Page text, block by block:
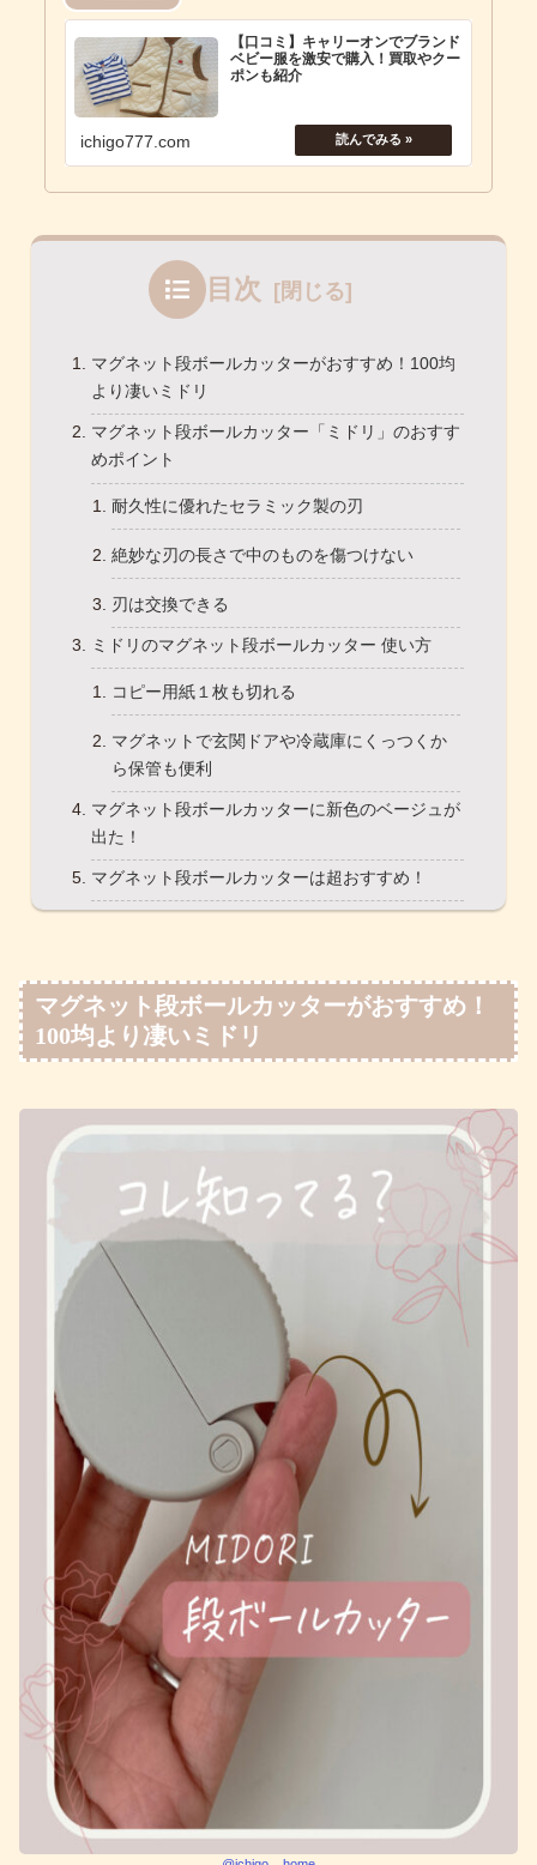
【口コミ】キャリーオンでブランド
ベビー服を激安で購入！買取やクー
ポンも紹介
ichigo777.com
目次
マグネット段ボールカッターがおすすめ！100均
より凄いミドリ
マグネット段ボールカッター「ミドリ」のおすす
めポイント
耐久性に優れたセラミック製の刃
絶妙な刃の長さで中のものを傷つけない
刃は交換できる
ミドリのマグネット段ボールカッター 使い方
コピー用紙１枚も切れる
マグネットで玄関ドアや冷蔵庫にくっつくか
ら保管も便利
マグネット段ボールカッターに新色のベージュが
出た！
マグネット段ボールカッターは超おすすめ！
マグネット段ボールカッターがおすすめ！
100均より凄いミドリ